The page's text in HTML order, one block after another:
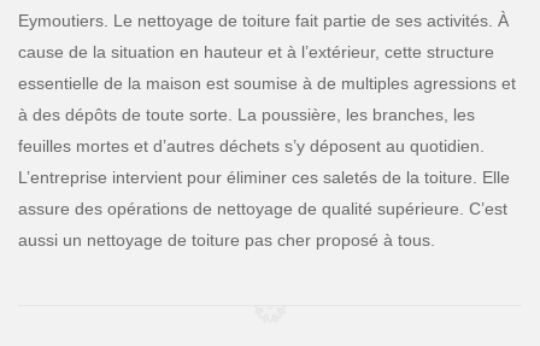
Eymoutiers. Le nettoyage de toiture fait partie de ses activités. À
cause de la situation en hauteur et à l’extérieur, cette structure
essentielle de la maison est soumise à de multiples agressions et
à des dépôts de toute sorte. La poussière, les branches, les
feuilles mortes et d’autres déchets s’y déposent au quotidien.
L’entreprise intervient pour éliminer ces saletés de la toiture. Elle
assure des opérations de nettoyage de qualité supérieure. C’est
aussi un nettoyage de toiture pas cher proposé à tous.